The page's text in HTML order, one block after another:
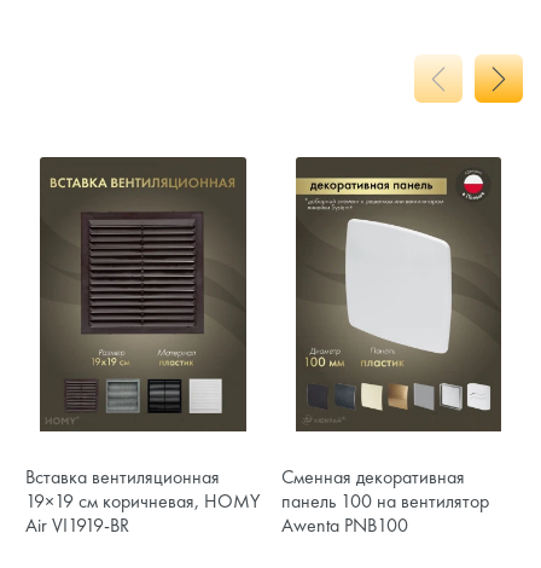
Вставка вентиляционная
19×19 см коричневая, HOMY
Air VI1919-BR
Сменная декоративная
панель 100 на вентилятор
Awenta PNB100